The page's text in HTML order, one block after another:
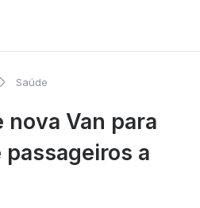
Saúde
nova Van para
a